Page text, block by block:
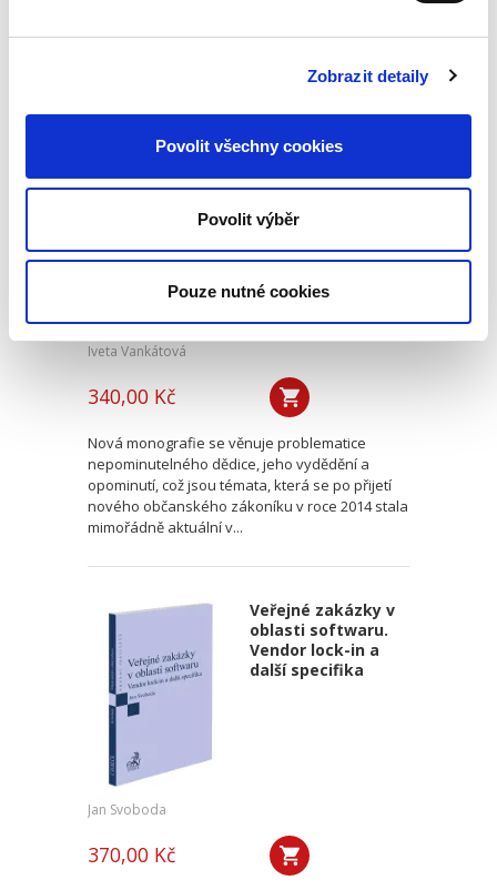
Zobrazit detaily
Povolit všechny cookies
Povolit výběr
Pouze nutné cookies
Nepominutelný
vydědění
Iveta Vankátová
340,00 Kč
Nová monografie se věnuje problematice
nepominutelného dědice, jeho vydědění a
opominutí, což jsou témata, která se po přijetí
nového občanského zákoníku v roce 2014 stala
mimořádně aktuální v...
Veřejné zakázky v
oblasti softwaru.
Vendor lock-in a
další specifika
Jan Svoboda
370,00 Kč